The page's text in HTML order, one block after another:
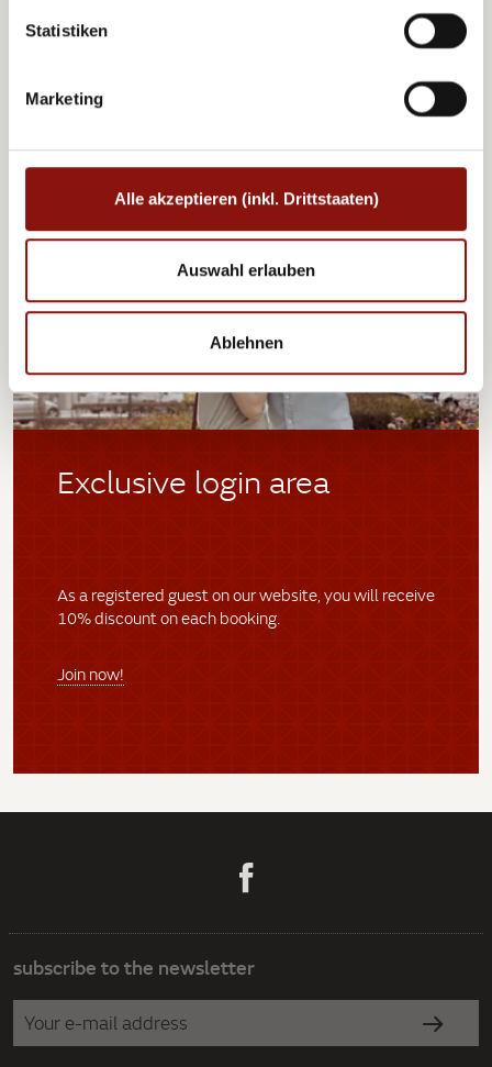
Statistiken
Marketing
Alle akzeptieren (inkl. Drittstaaten)
Auswahl erlauben
Ablehnen
conditions for the best price
guarantee
Exclusive login area
As a registered guest on our website, you will receive
10% discount on each booking.
Join now!
subscribe to the newsletter